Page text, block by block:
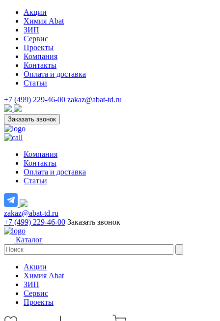
Акции
Химия Abat
ЗИП
Сервис
Проекты
Компания
Контакты
Оплата и доставка
Статьи
+7 (499) 229-46-00 zakaz@abat-td.ru
Заказать звонок
Компания
Контакты
Оплата и доставка
Статьи
zakaz@abat-td.ru
+7 (499) 229-46-00 Заказать звонок
Каталог
Акции
Химия Abat
ЗИП
Сервис
Проекты